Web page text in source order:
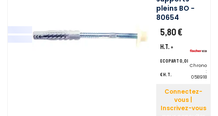
pleins BO -
80654
5,80 €
H.T. +
ecopart 0,01
€ H.T.
Chrono
:
058918
Connectez-
vous |
Inscrivez-vous